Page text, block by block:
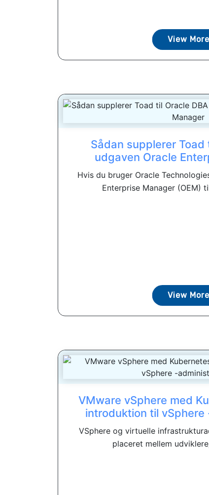
View More
Sådan supplerer Toad
udgaven Oracle
Hvis du bruger Oracle
Enterprise Manager (OEM)
View More
VMware vSphere med
introduktion til
VSphere og virtuelle
placeret mellem